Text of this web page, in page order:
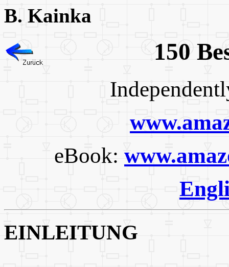
B. Kainka
150
eBook:
EINLEITUNG